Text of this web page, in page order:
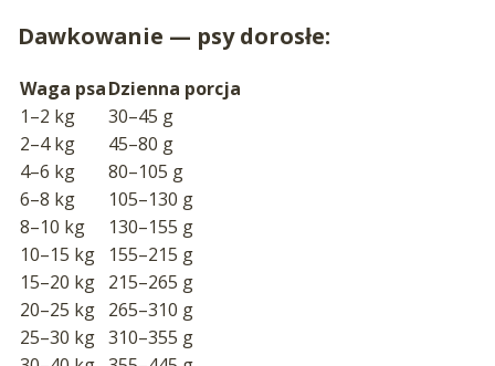
Dawkowanie — psy dorosłe:
Waga psaDzienna porcja
1–2 kg
30–45 g
2–4 kg
45–80 g
4–6 kg
80–105 g
6–8 kg
105–130 g
8–10 kg
130–155 g
10–15 kg
155–215 g
15–20 kg 215–265 g
20–25 kg 265–310 g
25–30 kg 310–355 g